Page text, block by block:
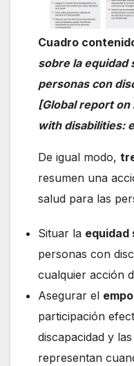
Cuadro
sobre la equidad
personas con
[Global report
with disabilities:
De igual modo,
resumen una
salud para las
Situar la equidad
personas con
cualquier acción
Asegurar el
participación
discapacidad y
representan